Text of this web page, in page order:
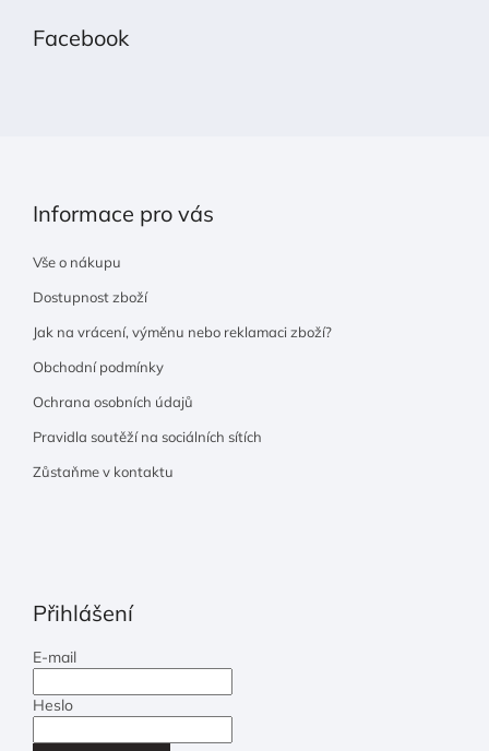
Facebook
Informace pro vás
Vše o nákupu
Dostupnost zboží
Jak na vrácení, výměnu nebo reklamaci zboží?
Obchodní podmínky
Ochrana osobních údajů
Pravidla soutěží na sociálních sítích
Zůstaňme v kontaktu
Přihlášení
E-mail
Heslo